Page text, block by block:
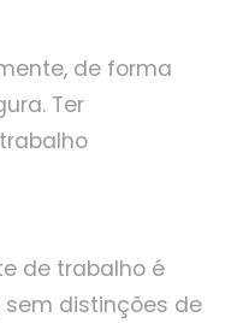
de forma
Ter
de trabalho é
distinções de